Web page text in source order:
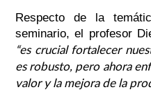
Respecto de la
seminario, el profesor
“es crucial fortalecer
es robusto, pero ahora
valor y la mejora de la